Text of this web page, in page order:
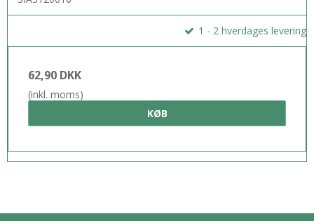
1 - 2 hverdages levering
62,90 DKK
(inkl. moms)
KØB